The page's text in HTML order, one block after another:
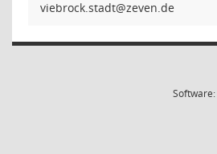
tdats.k
Software: